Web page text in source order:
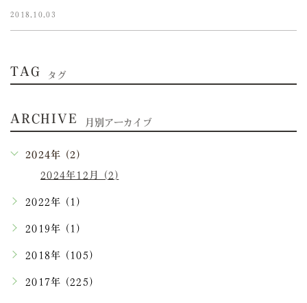
2018.10.03
TAG タグ
ARCHIVE 月別アーカイブ
2024年 (2)
2024年12月 (2)
2022年 (1)
2019年 (1)
2018年 (105)
2017年 (225)